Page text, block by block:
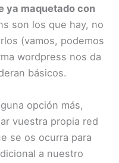
ya maquetado con
son los que hay, no
(vamos, podemos
wordpress nos da
básicos.
opción más,
vuestra propia red
se os ocurra para
a nuestro